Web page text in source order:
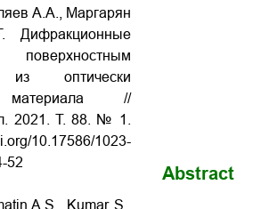
А.А., Маргарян
Дифракционные
из оптически
материала //
2021. Т. 88. № 1.
10.17586/1023-
52
A.S., Kumar S.,
Abstract